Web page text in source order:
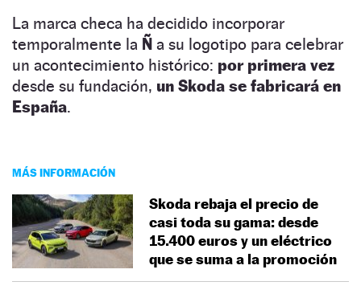
La marca checa ha decidido incorporar
temporalmente la Ñ a su logotipo para celebrar
un acontecimiento histórico: por primera vez
desde su fundación, un Skoda se fabricará en
España.
MÁS INFORMACIÓN
Skoda rebaja el precio de
casi toda su gama: desde
15.400 euros y un eléctrico
que se suma a la promoción